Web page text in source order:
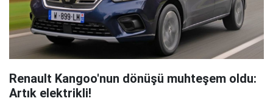
Renault Kangoo'nun dönüşü muhteşem oldu:
Artık elektrikli!